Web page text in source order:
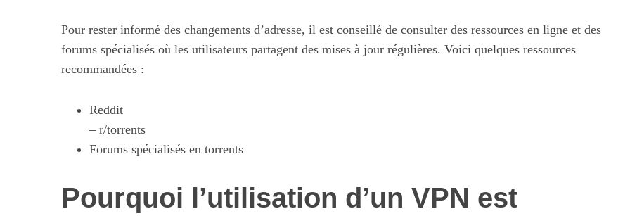
Pour rester informé des changements d’adresse, il est conseillé de consulter des ressources en ligne et des
forums spécialisés où les utilisateurs partagent des mises à jour régulières. Voici quelques ressources
recommandées :
Reddit
– r/torrents
Forums spécialisés en torrents
Pourquoi l’utilisation d’un VPN est